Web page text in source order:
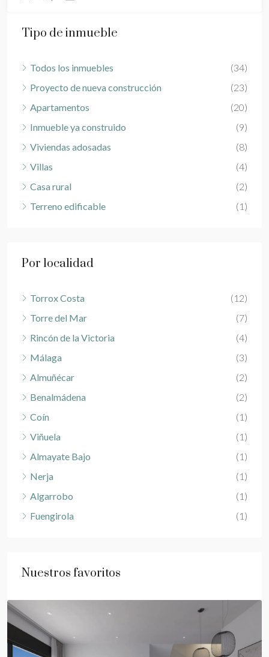
Tipo de inmueble
Todos los inmuebles
(34)
Proyecto de nueva construcción
(23)
Apartamentos
(20)
Inmueble ya construido
(9)
Viviendas adosadas
(8)
Villas
(4)
Casa rural
(2)
Terreno edificable
(1)
Por localidad
Torrox Costa
(12)
Torre del Mar
(7)
Rincón de la Victoria
(4)
Málaga
(3)
Almuñécar
(2)
Benalmádena
(2)
Coín
(1)
Viñuela
(1)
Almayate Bajo
(1)
Nerja
(1)
Algarrobo
(1)
Fuengirola
(1)
Nuestros favoritos